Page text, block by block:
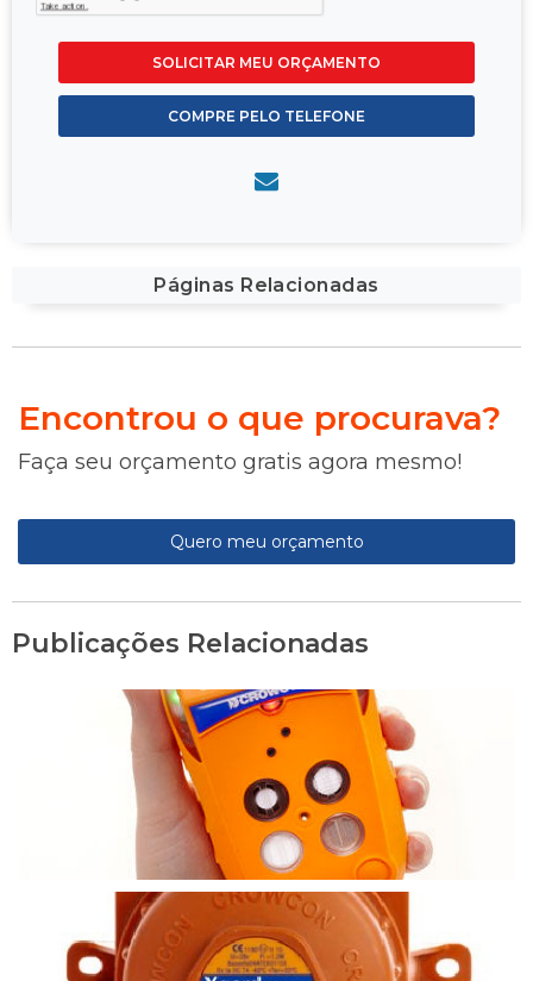
SOLICITAR MEU ORÇAMENTO
COMPRE PELO TELEFONE
Páginas Relacionadas
Encontrou o que procurava?
Faça seu orçamento gratis agora mesmo!
Quero meu orçamento
Publicações Relacionadas